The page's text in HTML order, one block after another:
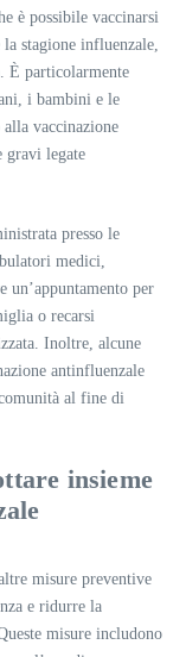
è possibile vaccinarsi
stagione influenzale,
È particolarmente
i bambini e le
vaccinazione
gravi legate
presso le
medici,
un’appuntamento per
o recarsi
Inoltre, alcune
antinfluenzale
al fine di
insieme
misure preventive
e ridurre la
misure includono